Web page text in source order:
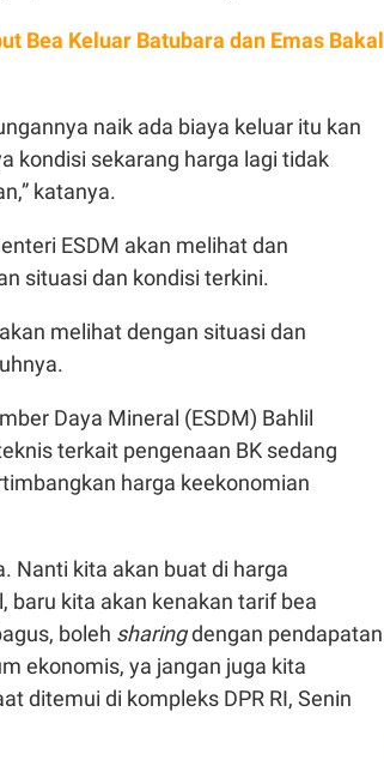
Bea Keluar Batubara dan Emas Bakal
naik ada biaya keluar itu kan
kondisi sekarang harga lagi tidak
katanya.
ESDM akan melihat dan
situasi dan kondisi terkini.
melihat dengan situasi dan
Daya Mineral (ESDM) Bahlil
terkait pengenaan BK sedang
harga keekonomian
Nanti kita akan buat di harga
baru kita akan kenakan tarif bea
boleh sharingdengan pendapatan
ekonomis, ya jangan juga kita
ditemui di kompleks DPR RI, Senin